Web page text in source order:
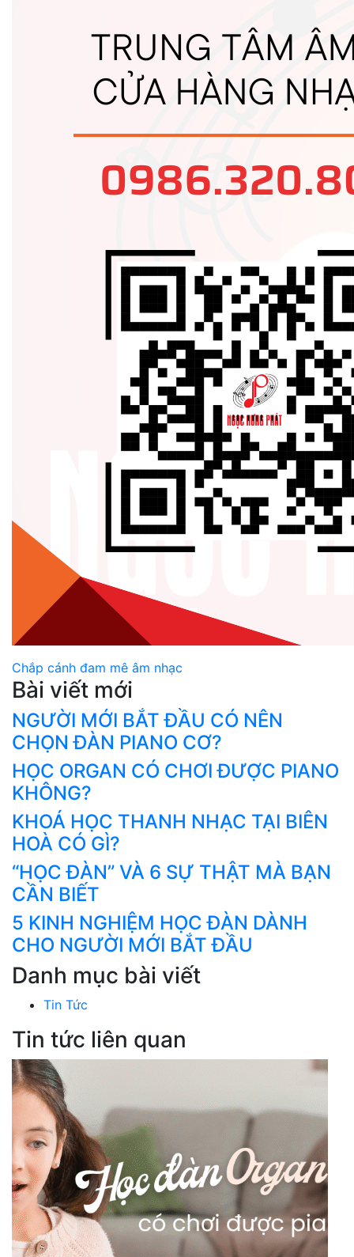
Chắp cánh đam mê âm nhạc
Bài viết mới
NGƯỜI MỚI BẮT ĐẦU CÓ NÊN
CHỌN ĐÀN PIANO CƠ?
HỌC ORGAN CÓ CHƠI ĐƯỢC PIANO
KHÔNG?
KHOÁ HỌC THANH NHẠC TẠI BIÊN
HOÀ CÓ GÌ?
“HỌC ĐÀN” VÀ 6 SỰ THẬT MÀ BẠN
CẦN BIẾT
5 KINH NGHIỆM HỌC ĐÀN DÀNH
CHO NGƯỜI MỚI BẮT ĐẦU
Danh mục bài viết
Tin Tức
Tin tức liên quan